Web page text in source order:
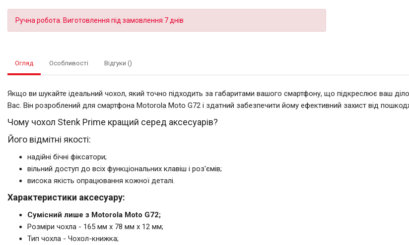
Ручна робота. Виготовлення під замовлення 7 днів
Огляд Особливості Відгуки ()
Якщо ви шукайте ідеальний чохол, який точно підходить за габаритами вашого смартфону, що підкреслює ваш
Вас. Він розроблений для смартфона Motorola Moto G72 і здатний забезпечити йому ефективний захист від
Чому чохол Stenk Prime кращий серед аксесуарів?
Його відмітні якості:
надійні бічні фіксатори;
вільний доступ до всіх функціональних клавіш і роз'ємів;
висока якість опрацювання кожної деталі.
Характеристики аксесуару:
Сумісний лише з Motorola Moto G72;
Розміри чохла - 165 мм x 78 мм x 12 мм;
Тип чохла - Чохол-книжка;